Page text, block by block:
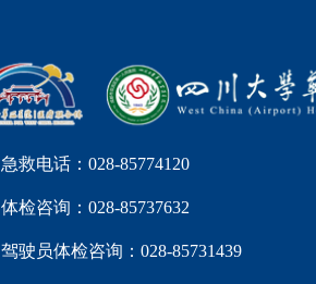
急救电话：028-85774120
体检咨询：028-85737632
驾驶员体检咨询：028-85731439